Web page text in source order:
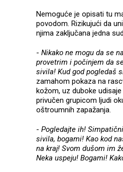
Nemoguće je opisati tu
povodom. Rizikujući da
njima zaključana jedna
- Nikako ne mogu da se
provetrim i počinjem da
sivila! Kud god pogledaš
zamahom pokaza na
kožom, uz duboke
privučen grupicom ljudi
oštroumnih zapažanja.
- Pogledajte ih!
sivila, bogami! Kao kod
na kraj! Svom dušom im
Neka uspeju! Bogami!